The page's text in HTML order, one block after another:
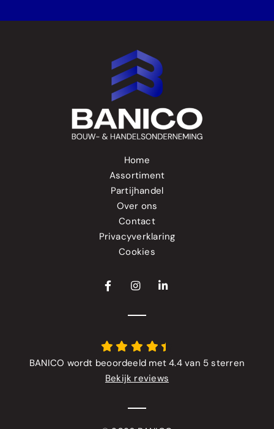
Home
Assortiment
Partijhandel
Over ons
Contact
Privacyverklaring
Cookies
BANICO wordt beoordeeld met 4.4 van 5 sterren
Bekijk reviews